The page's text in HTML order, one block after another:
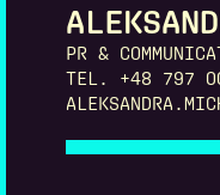
PR &
TEL. +48 797